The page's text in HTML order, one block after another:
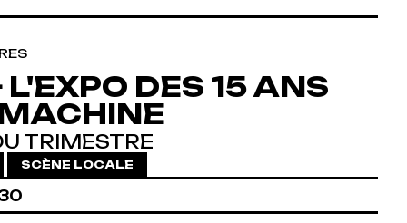
L'EXPO DES 15 ANS
TRIMESTRE
SCÈNE LOCALE